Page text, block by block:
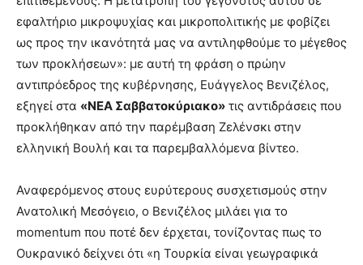
εφαλτήριο μικροψυχίας και μικροπολιτικής με φοβίζει
ως προς την ικανότητά μας να αντιληφθούμε το μέγεθος
των προκλήσεων»: με αυτή τη φράση ο πρώην
αντιπρόεδρος της κυβέρνησης, Ευάγγελος Βενιζέλος,
εξηγεί στα «ΝΕΑ Σαββατοκύριακο» τις αντιδράσεις που
προκλήθηκαν από την παρέμβαση Ζελένσκι στην
ελληνική Βουλή και τα παρεμβαλλόμενα βίντεο.
Αναφερόμενος στους ευρύτερους συσχετισμούς στην
Ανατολική Μεσόγειο, ο Βενιζέλος μιλάει για το
momentum που ποτέ δεν έρχεται, τονίζοντας πως το
Ουκρανικό δείχνει ότι «η Τουρκία είναι γεωγραφικά